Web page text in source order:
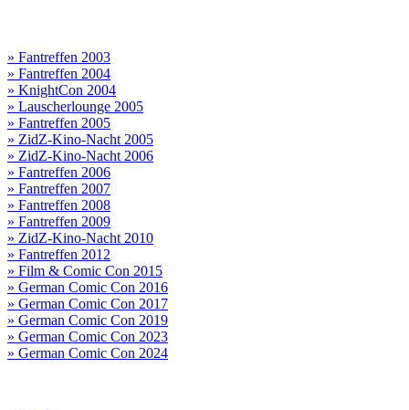
» Fantreffen 2003
» Fantreffen 2004
» KnightCon 2004
» Lauscherlounge 2005
» Fantreffen 2005
» ZidZ-Kino-Nacht 2005
» ZidZ-Kino-Nacht 2006
» Fantreffen 2006
» Fantreffen 2007
» Fantreffen 2008
» Fantreffen 2009
» ZidZ-Kino-Nacht 2010
» Fantreffen 2012
» Film & Comic Con 2015
» German Comic Con 2016
» German Comic Con 2017
» German Comic Con 2019
» German Comic Con 2023
» German Comic Con 2024